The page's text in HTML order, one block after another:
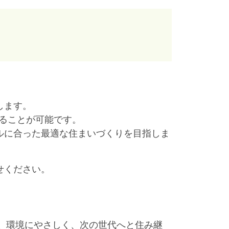
す。
ことが可能です。
合った最適な住まいづくりを目指しま
ださい。
環境にやさしく、次の世代へと住み継